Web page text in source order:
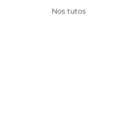
Nos tutos